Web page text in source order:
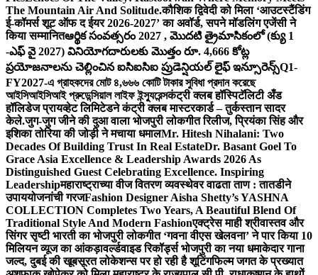
The Mountain Air And Solitude.कौशिक द्विवेदी को मिला ‘आउटस्टैंडिंग
ई-कॉमर्स शूट ऑफ द ईयर 2026-2027’ का अवॉर्ड, सपने मॉडलिंग एजेंसी ने
किया सम्मानितఆర్థిక సంవత్సరం 2027 , మొదటి త్రైమాసికంలో (క్యు 1
-ఎఫ్ వై 2027) వినియోగదారులకు మొత్తం రూ. 4,666 కోట్ల
ప్రయోజనాలను చెల్లించిన ఐసిఐసిఐ ప్రుడెన్షియల్ లైఫ్ ఇన్సూరెన్స్Q1-
FY2027-এ গ্রাহকদের মোট ৪,৬৬৬ কোটি টাকার সুবিধা প্রদান করেছে
আইসিআইসিআই প্রুডেন্সিয়াল লাইফ ইন্স্যুরেন্সकंट्री क्लब हॉस्पिटॅलिटी अँड
हॉलिडेज प्रायव्हेट लिमिटेडने कंट्री क्लब मास्टरकार्ड – तुर्कस्तान सादर
केले.जुग-जुग जीने की दुआ वाला भोजपुरी लोकगीत रिलीज, प्रियंका सिंह और
इशिका तोरिया की जोड़ी ने मचाया धमालMr. Hitesh Nihalani: Two
Decades Of Building Trust In Real EstateDr. Basant Goel To
Grace Asia Excellence & Leadership Awards 2026 As
Distinguished Guest Celebrating Excellence. Inspiring
Leadershipमहाराष्ट्राच्या वीज वितरण व्यवस्थेवर वाढता ताण : तातडीने
उपाययोजनांची गरजFashion Designer Aisha Shetty’s YASHNA
COLLECTION Completes Two Years, A Beautiful Blend Of
Traditional Style And Modern Fashionएक्ट्रेस माही श्रीवास्तव और
सिंगर सृष्टी भारती का भोजपुरी लोकगीत ‘गवना वीएस खेलवना’ ने पार किया 10
मिलियन व्यूज का आंकड़ावर्ल्डवाइड रिकॉर्ड्स भोजपुरी का नया धमाकेदार गाना
जल्द, दुबई की खूबसूरत लोकेशन्स पर हो रही है शूटिंगफिल्म जगत के प्रख्यात